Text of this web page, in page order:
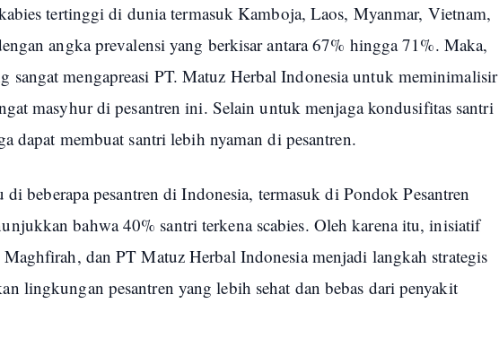
tertinggi di dunia termasuk Kamboja, Laos, Myanmar, Vietnam,
angka prevalensi yang berkisar antara 67% hingga 71%. Maka,
sangat mengapreasi PT. Matuz Herbal Indonesia untuk meminimalisir
masyhur di pesantren ini. Selain untuk menjaga kondusifitas santri
dapat membuat santri lebih nyaman di pesantren.
di beberapa pesantren di Indonesia, termasuk di Pondok Pesantren
bahwa 40% santri terkena scabies. Oleh karena itu, inisiatif
dan PT Matuz Herbal Indonesia menjadi langkah strategis
lingkungan pesantren yang lebih sehat dan bebas dari penyakit